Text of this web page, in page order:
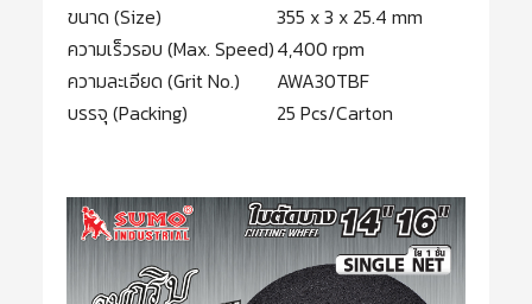
ขนาด (Size)
355 x 3 x 25.4 mm
ความเร็วรอบ (Max. Speed)4,400 rpm
ความละเอียด (Grit No.)
AWA30TBF
บรรจุ (Packing)
25 Pcs/Carton